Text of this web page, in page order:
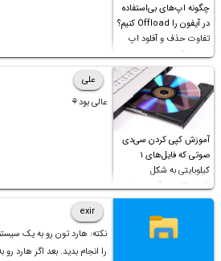
چگونه اپ‌های بی‌استفاده
در آیفون را Offload کنیم؟
تفاوت حذف و آفلود اپ
چیست؟
آموزش کپی کردن سی‌دی
صوتی که فایل‌های ۱
کیلوبایتی به شکل
شورت‌کات در آن موجود
است!
علی
عالی بود⚘
exir